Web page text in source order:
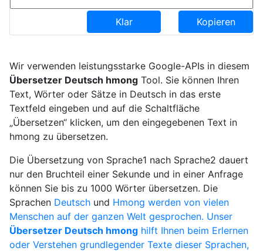
Klar Kopieren
Wir verwenden leistungsstarke Google-APIs in diesem
Übersetzer Deutsch hmongTool. Sie können Ihren
Text, Wörter oder Sätze in Deutsch in das erste
Textfeld eingeben und auf die Schaltfläche
„Übersetzen“ klicken, um den eingegebenen Text in
hmong zu übersetzen.
Die Übersetzung von Sprache1 nach Sprache2 dauert
nur den Bruchteil einer Sekunde und in einer Anfrage
können Sie bis zu 1000 Wörter übersetzen. Die
Sprachen Deutschund Hmong werden von vielen
Menschen auf der ganzen Welt gesprochen. Unser
Übersetzer Deutsch hmonghilft Ihnen beim Erlernen
oder Verstehen grundlegender Texte dieser Sprachen,